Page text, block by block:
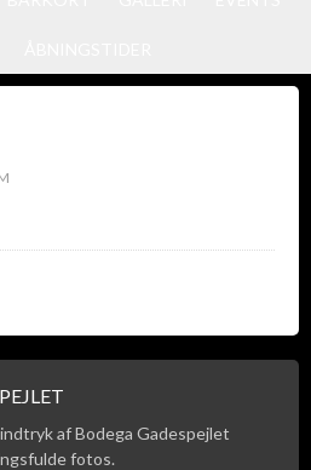
af Bodega Gadespejlet
fotos.